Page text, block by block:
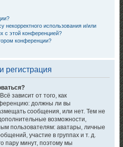
некорректного использования и/или
с этой конференцией?
конференции?
регистрация
зависит от того, как
должны ли вы
сообщения, или нет. Тем не
возможности,
пользователям: аватары, личные
участие в группах и т. д.
пару минут, поэтому мы